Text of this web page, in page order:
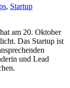
, Startup
hat am 20. Oktober
Das Startup ist
und Lead